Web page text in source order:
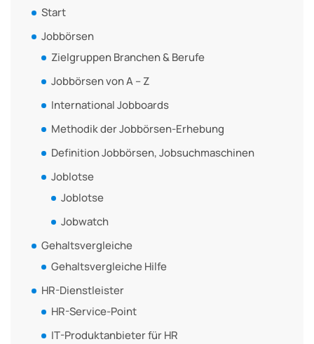
Start
Jobbörsen
Zielgruppen Branchen & Berufe
Jobbörsen von A – Z
International Jobboards
Methodik der Jobbörsen-Erhebung
Definition Jobbörsen, Jobsuchmaschinen
Joblotse
Joblotse
Jobwatch
Gehaltsvergleiche
Gehaltsvergleiche Hilfe
HR-Dienstleister
HR-Service-Point
IT-Produktanbieter für HR